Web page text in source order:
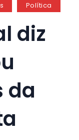
Política
diz
da